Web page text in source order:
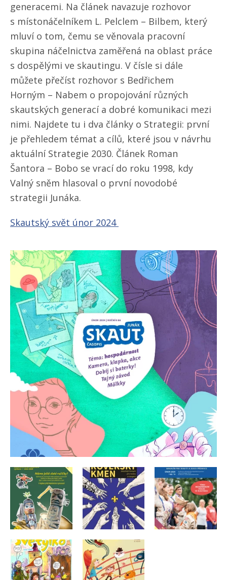
generacemi. Na článek navazuje rozhovor
s místonáčelníkem L. Pelclem – Bilbem, který
mluví o tom, čemu se věnovala pracovní
skupina náčelnictva zaměřená na oblast práce
s dospělými ve skautingu. V čísle si dále
můžete přečíst rozhovor s Bedřichem
Horným – Nabem o propojování různých
skautských generací a dobré komunikaci mezi
nimi. Najdete tu i dva články o Strategii: první
je přehledem témat a cílů, které jsou v návrhu
aktuální Strategie 2030. Článek Roman
Šantora – Bobo se vrací do roku 1998, kdy
Valný sněm hlasoval o první novodobé
strategii Junáka.
Skautský svět únor 2024